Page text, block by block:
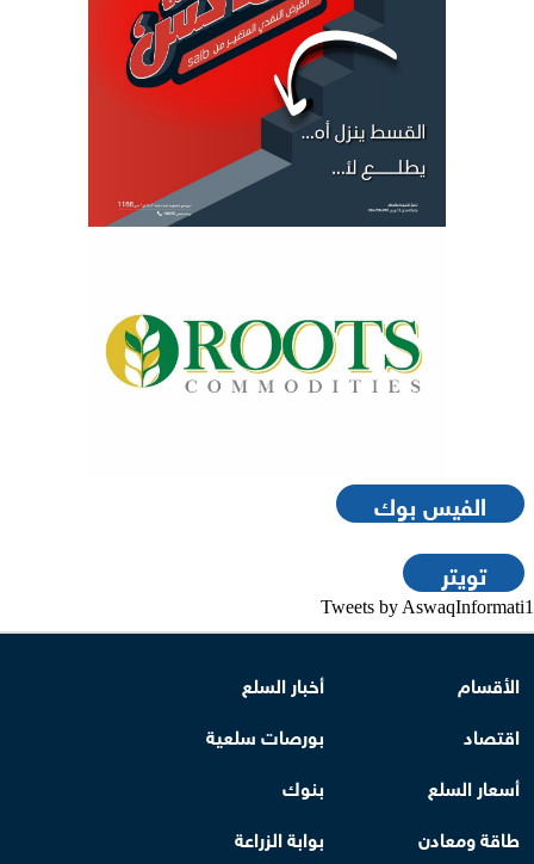
الفيس بوك
تويتر
Tweets by AswaqInformati1
الأقسام
أخبار السلع
اقتصاد
بورصات سلعية
أسعار السلع
بنوك
طاقة ومعادن
بوابة الزراعة